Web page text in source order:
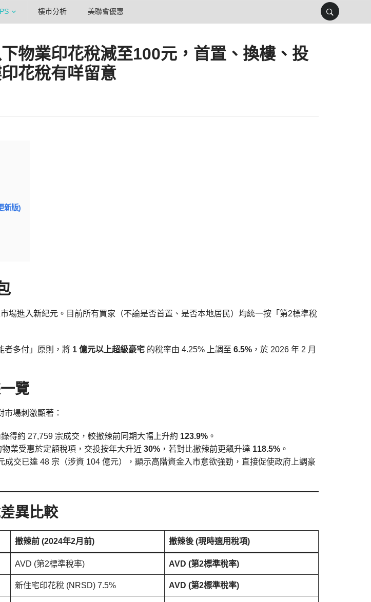
樓市分析 美聯會優惠
物業印花稅減至100元，首置、換樓、投
花稅有咩留意
新版)
場進入新紀元。目前所有買家（不論是否首置、是否本地居民）均統一按「第2標準稅
者多付」原則，將 1 億元以上超級豪宅 的稅率由 4.25% 上調至 6.5% ，於 2026 年 2 月
覽
市場刺激顯著：
得約 27,759 宗成交，較撤辣前同期大幅上升約 123.9% 。
業受惠於定額稅項，交投按年大升近 30% ，若對比撤辣前更飆升達 118.5% 。
成交已達 48 宗（涉資 104 億元），顯示高階資金入市意欲強勁，直接促使政府上調豪
異比較
撤辣前 (2024年2月前) 撤辣後 (現時適用稅項)
AVD (第2標準稅率) AVD (第2標準稅率)
新住宅印花稅 (NRSD) 7.5% AVD (第2標準稅率)